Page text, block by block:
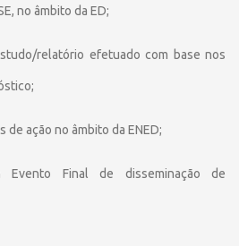
no âmbito da ED;
relatório efetuado com base nos
de ação no âmbito da ENED;
Evento Final de disseminação de